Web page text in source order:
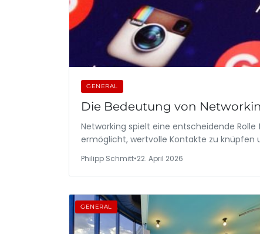
GENERAL
Die Bedeutung von
Networking spielt eine entscheidende
ermöglicht, wertvolle Kontakte zu knüpfen
Philipp Schmitt•22. April 2026
GENERAL